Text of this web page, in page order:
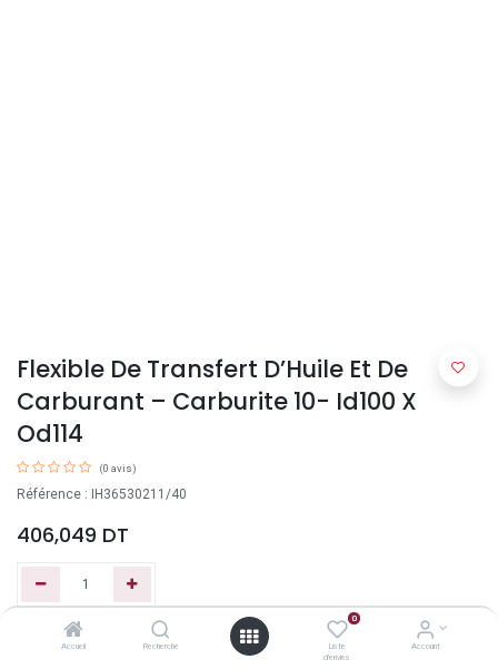
Accueil Recherche
0
Liste
d'envies
Account
Flexible De Transfert D’Huile Et De
Carburant – Carburite 10- Id100 X
Od114
(0 avis)
Référence : IH36530211/40
406,049 DT
Ajouter au panier